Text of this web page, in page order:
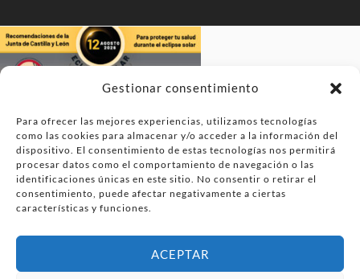
Gestionar consentimiento
Para ofrecer las mejores experiencias, utilizamos tecnologías
como las cookies para almacenar y/o acceder a la información del
dispositivo. El consentimiento de estas tecnologías nos permitirá
procesar datos como el comportamiento de navegación o las
identificaciones únicas en este sitio. No consentir o retirar el
consentimiento, puede afectar negativamente a ciertas
características y funciones.
ACEPTAR